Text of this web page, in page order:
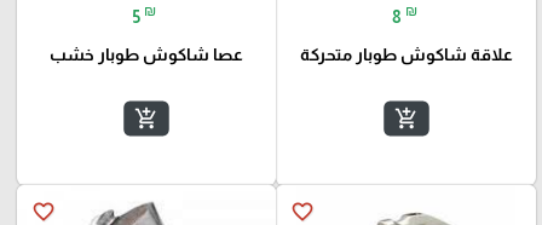
8 ₪
علاقة شاكوش طوبار متحركة
add_shopping_cart
5 ₪
عصا شاكوش طوبار خشب
add_shopping_cart
favorite_border
favorite_border